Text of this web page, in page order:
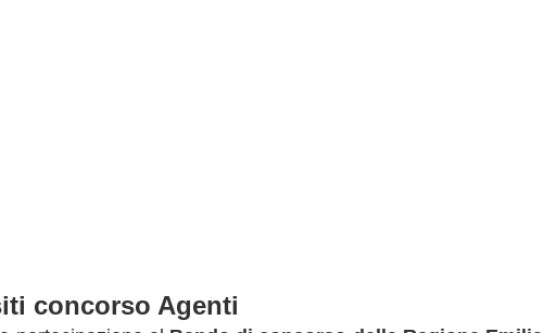
concorso Agenti